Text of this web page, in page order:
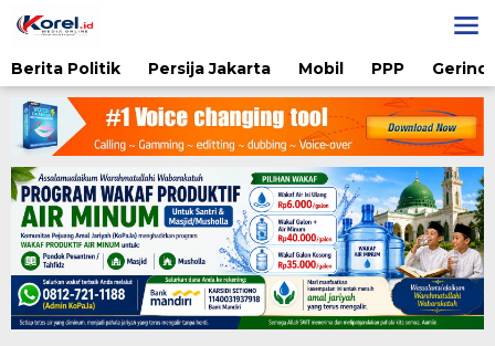
ke
Berita Politik
Persija Jakarta Mobil PPP